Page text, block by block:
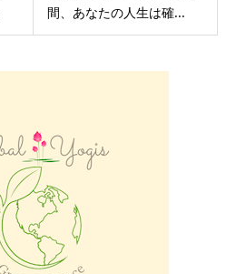
間、あなたの人生は確...